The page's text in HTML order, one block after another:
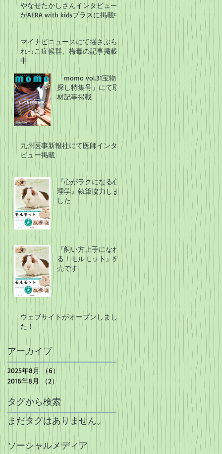
やなせたかしさんインタビュー
がAERA with kidsプラスに掲載中
マイナビニュースにて揺さぶら
れっこ症候群、梅毒の記事掲載
中
「momo vol.31宝物
探し特集号」にて取
材記事掲載
九州医事新報社にて医師インタ
ビュー掲載
『心がラクになる心
理学』執筆協力しま
した
『飼い方上手になれ
る！モルモット』発
売です
ウェブサイトがオープンしまし
た！
アーカイブ
2025年8月 （6）
6件の記事
2016年8月
（2） 2件の記事
タグから検索
まだタグはありません。
ソーシャルメディア